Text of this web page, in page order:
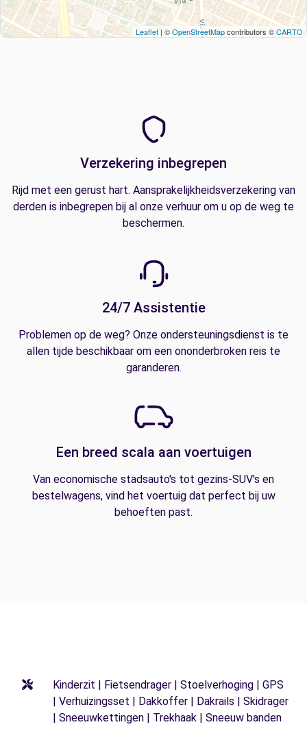
Leaflet | ©OpenStreetMapcontributors ©CARTO
Verzekering inbegrepen
Rijd met een gerust hart. Aansprakelijkheidsverzekering van
derden is inbegrepen bij al onze verhuur om u op de weg te
beschermen.
24/7 Assistentie
Problemen op de weg? Onze ondersteuningsdienst is te
allen tijde beschikbaar om een ononderbroken reis te
garanderen.
Een breed scala aan voertuigen
Van economische stadsauto's tot gezins-SUV's en
bestelwagens, vind het voertuig dat perfect bij uw
behoeften past.
Kinderzit | Fietsendrager | Stoelverhoging | GPS
| Verhuizingsset | Dakkoffer | Dakrails | Skidrager
| Sneeuwkettingen | Trekhaak | Sneeuw banden